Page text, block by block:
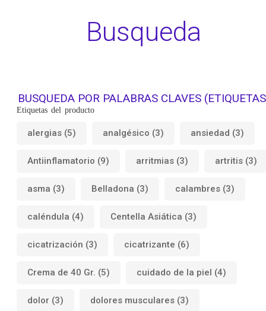
Busqueda
BUSQUEDA POR PALABRAS CLAVES
Etiquetas del producto
alergias (5) analgésico (3) ansiedad (3)
Antiinflamatorio (9) arritmias (3) artritis (3)
asma (3) Belladona (3) calambres (3)
caléndula (4) Centella Asiática (3)
cicatrización (3) cicatrizante (6)
Crema de 40 Gr. (5) cuidado de la piel (4)
dolor (3) dolores musculares (3)